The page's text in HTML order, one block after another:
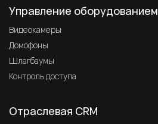
Управление оборудованием
Видеокамеры
Домофоны
Шлагбаумы
Контроль доступа
Отраслевая CRM